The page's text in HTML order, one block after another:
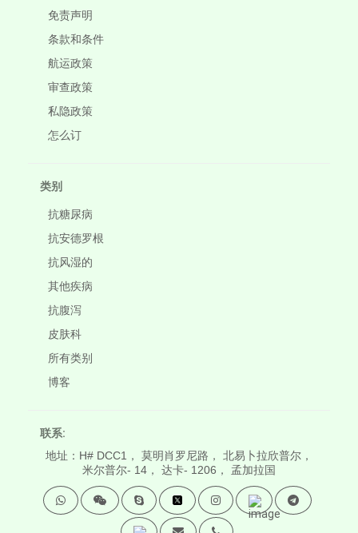
免责声明
条款和条件
航运政策
审查政策
私隐政策
怎么订
类别
抗糖尿病
抗安德罗根
抗风湿的
其他疾病
抗腹泻
皮肤科
所有类别
博客
联系:
地址：H# DCC1， 莫明肖罗尼路， 北易卜拉欣普尔，
米尔普尔- 14， 达卡- 1206， 孟加拉国